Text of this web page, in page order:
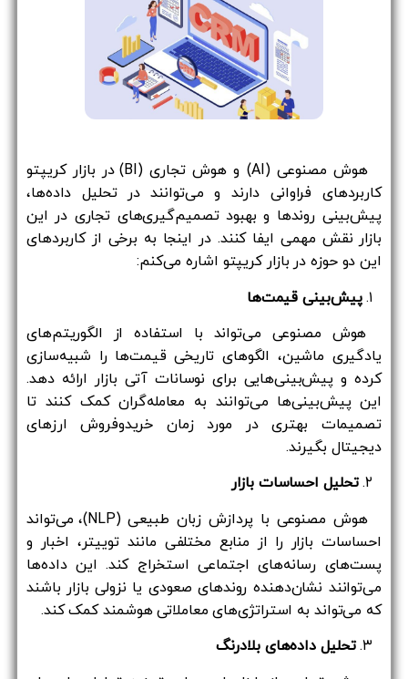
هوش مصنوعی (AI) و هوش تجاری (BI) در بازار کریپتو
کاربردهای فراوانی دارند و می‌توانند در تحلیل داده‌ها،
پیش‌بینی روندها و بهبود تصمیم‌گیری‌های تجاری در این
بازار نقش مهمی ایفا کنند. در اینجا به برخی از کاربردهای
این دو حوزه در بازار کریپتو اشاره می‌کنم:
پیش‌بینی قیمت‌ها
هوش مصنوعی می‌تواند با استفاده از الگوریتم‌های
یادگیری ماشین، الگوهای تاریخی قیمت‌ها را شبیه‌سازی
کرده و پیش‌بینی‌هایی برای نوسانات آتی بازار ارائه دهد.
این پیش‌بینی‌ها می‌توانند به معامله‌گران کمک کنند تا
تصمیمات بهتری در مورد زمان خریدوفروش ارزهای
دیجیتال بگیرند.
تحلیل احساسات بازار
هوش مصنوعی با پردازش زبان طبیعی (NLP)، می‌تواند
احساسات بازار را از منابع مختلفی مانند توییتر، اخبار و
پست‌های رسانه‌های اجتماعی استخراج کند. این داده‌ها
می‌توانند نشان‌دهنده روندهای صعودی یا نزولی بازار باشند
که می‌تواند به استراتژی‌های معاملاتی هوشمند کمک کند.
تحلیل داده‌های بلادرنگ